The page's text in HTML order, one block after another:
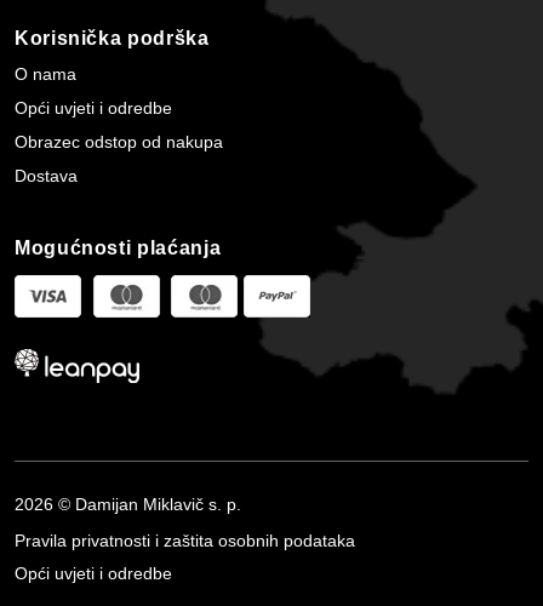
Korisnička podrška
O nama
Opći uvjeti i odredbe
Obrazec odstop od nakupa
Dostava
Mogućnosti plaćanja
2026 © Damijan Miklavič s. p.
Pravila privatnosti i zaštita osobnih podataka
Opći uvjeti i odredbe